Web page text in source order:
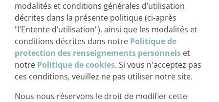
modalités et conditions générales d’utilisation
décrites dans la présente politique (ci-après
"l’Entente d’utilisation"), ainsi que les modalités et
conditions décrites dans notre Politique de
protection des renseignements personnelset
notre Politique de cookies. Si vous n'acceptez pas
ces conditions, veuillez ne pas utiliser notre site.
Nous nous réservons le droit de modifier cette